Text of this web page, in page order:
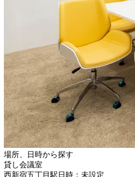
場所、日時から探す
貸し会議室
西新宿五丁目駅日時：未設定